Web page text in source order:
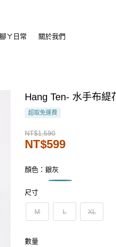
腳ㄚ日常 關於我們
Hang Ten- 水手布緹
超取免運費
NT$1,590
NT$599
顏色：銀灰
尺寸
M L XL
數量